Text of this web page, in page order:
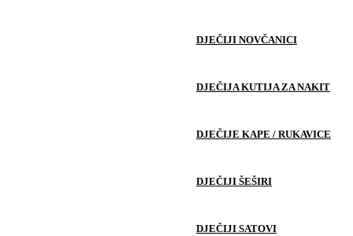
DJEČIJI NOVČANICI
DJEČIJA KUTIJA ZA NAKIT
DJEČIJE KAPE / RUKAVICE
DJEČIJI ŠEŠIRI
DJEČIJI SATOVI